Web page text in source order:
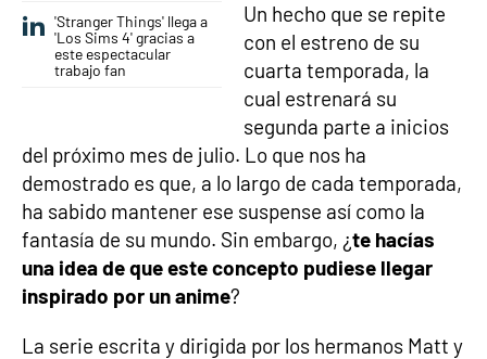
'Stranger Things' llega a
'Los Sims 4' gracias a
este espectacular
trabajo fan
Un hecho que se repite
con el estreno de su
cuarta temporada, la
cual estrenará su
segunda parte a inicios
del próximo mes de julio. Lo que nos ha
demostrado es que, a lo largo de cada temporada,
ha sabido mantener ese suspense así como la
fantasía de su mundo. Sin embargo, ¿te hacías
una idea de que este concepto pudiese llegar
inspirado por un anime?
La serie escrita y dirigida por los hermanos Matt y